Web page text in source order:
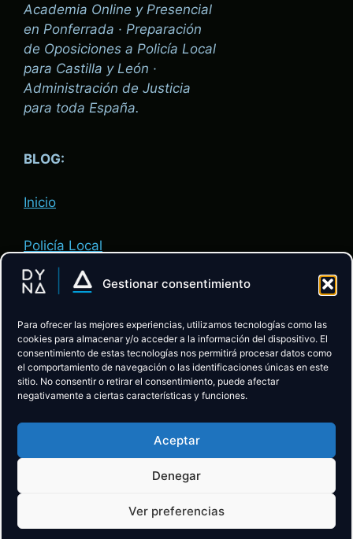
Gestionar consentimiento
Para ofrecer las mejores experiencias, utilizamos tecnologías como las
cookies para almacenar y/o acceder a la información del dispositivo. El
consentimiento de estas tecnologías nos permitirá procesar datos como
el comportamiento de navegación o las identificaciones únicas en este
sitio. No consentir o retirar el consentimiento, puede afectar
negativamente a ciertas características y funciones.
Aceptar
Denegar
Ver preferencias
Academia Online y Presencial
en Ponferrada · Preparación
de Oposiciones a Policía Local
para Castilla y León ·
Administración de Justicia
para toda España.
BLOG:
Inicio
Policía Local
Administración de Justicia
ACADEMIA:
Descubre la Academia
Preparación Policía Local CyL
Preparación Administración de Justicia
DYNA Oposiciones © 2026 ·Cookies·Aviso Legal·